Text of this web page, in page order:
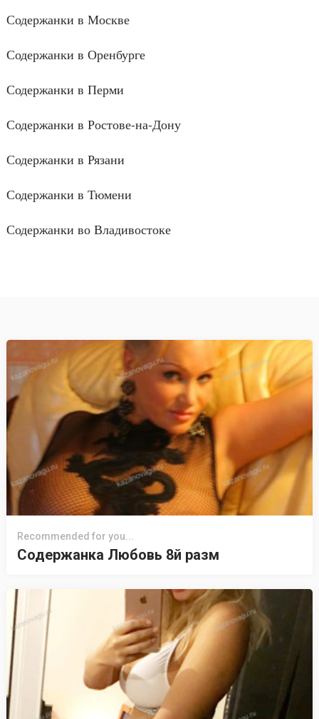
Содержанки в Москве
Содержанки в Оренбурге
Содержанки в Перми
Содержанки в Ростове-на-Дону
Содержанки в Рязани
Содержанки в Тюмени
Содержанки во Владивостоке
Recommended for you...
Содержанка Любовь 8й разм